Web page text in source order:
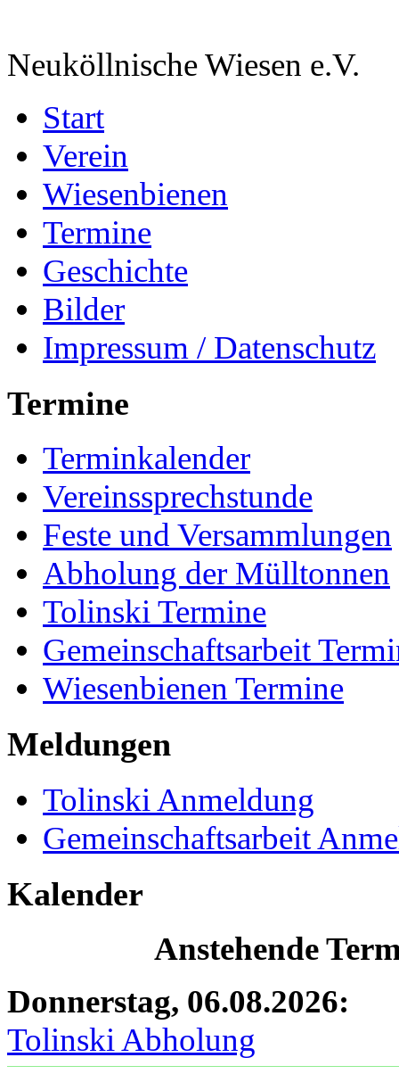
Neuköllnische Wiesen e.V.
Start
Verein
Wiesenbienen
Termine
Geschichte
Bilder
Impressum / Datenschutz
Termine
Terminkalender
Vereinssprechstunde
Feste und Versammlungen
Abholung der Mülltonnen
Tolinski Termine
Gemeinschaftsarbeit
Wiesenbienen Termine
Meldungen
Tolinski Anmeldung
Gemeinschaftsarbeit
Kalender
Anstehende
Donnerstag, 06.08.2026:
Tolinski Abholung